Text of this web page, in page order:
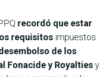
recordó que estar
requisitos impuestos
de los
Fonacide y Royaltiesy